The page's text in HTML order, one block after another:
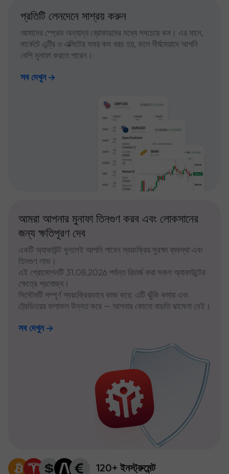
প্রতিটি লেনদেনে সাশ্রয় করুন
আমাদের স্প্রেড অন্যান্য ব্রোকারদের মধ্যে সবচেয়ে কম। এর মানে,
মার্কেটে এন্ট্রি ও এক্সিটের সময় কম খরচ হয়, ফলে দীর্ঘমেয়াদে আপনি
বেশি মুনাফা করতে পারেন।
সব দেখুন
আমরা আপনার মুনাফা তিনগুণ করব এবং লোকসানের
জন্য ক্ষতিপূরণ দেব
একটি অ্যাকাউন্ট খুললেই আপনি পাবেন স্বয়ংক্রিয় সুরক্ষা ব্যবস্থা এবং
তিনগুণ লাভ।
এই প্রোমোশনটি 31.08.2026 পর্যন্ত রিচার্জ করা সকল অ্যাকাউন্টের
ক্ষেত্রে প্রযোজ্য।
সিস্টেমটি সম্পূর্ণ স্বয়ংক্রিয়ভাবে কাজ করে: এটি ঝুঁকি কমায় এবং
ট্রেডিংয়ের ফলাফল উন্নত করে — আপনার কোনো বাড়তি ঝামেলা নেই।
সব দেখুন
120+ ইনস্ট্রুমেন্ট